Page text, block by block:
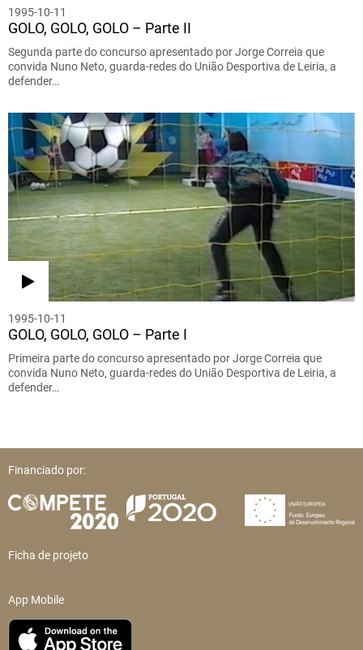
1995-10-11
GOLO, GOLO, GOLO – Parte II
Segunda parte do concurso apresentado por Jorge Correia que
convida Nuno Neto, guarda-redes do União Desportiva de Leiria, a
defender…
1995-10-11
GOLO, GOLO, GOLO – Parte I
Primeira parte do concurso apresentado por Jorge Correia que
convida Nuno Neto, guarda-redes do União Desportiva de Leiria, a
defender…
Financiado por:
Ficha de projeto
App Mobile